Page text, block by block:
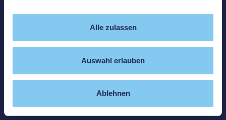
Alle zulassen
Auswahl erlauben
Ablehnen